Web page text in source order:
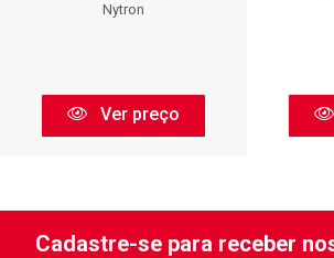
Nytron
Ver preço
Cadastre-se para receber